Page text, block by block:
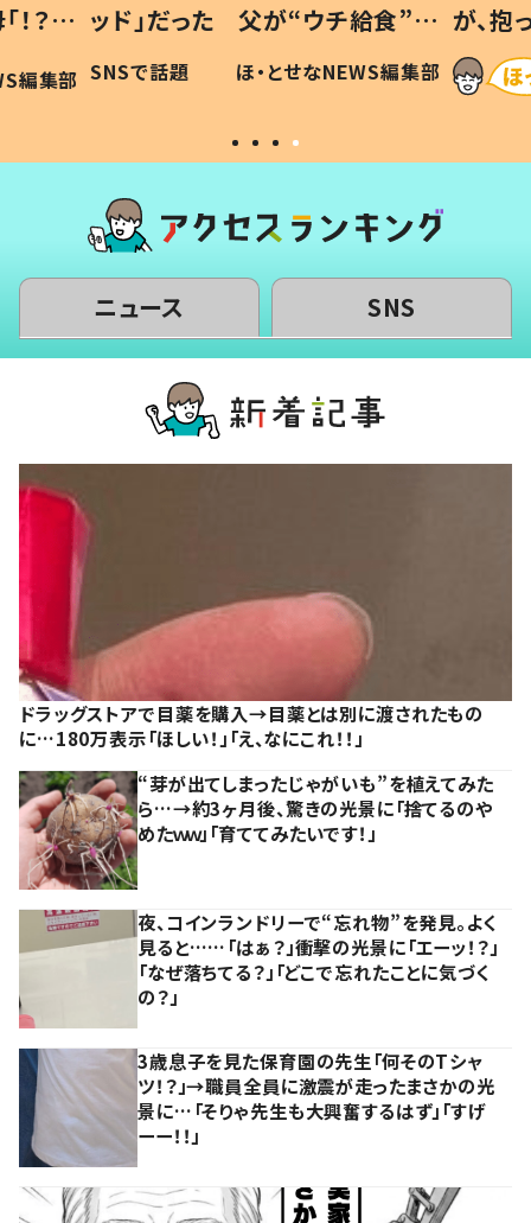
食”を
編集部
が、抱っこすると…ひ孫の反応に
「涙が出ました」「可愛くて仕方な
い」
ほ・とせなNEWS編集部
ニュース SNS
ドラッグストアで目薬を購入→目薬とは別に渡されたもの
に…180万表示「ほしい！」「え、なにこれ！！」
“芽が出てしまったじゃがいも”を植えてみた
ら…→約3ヶ月後、驚きの光景に「捨てるのや
めたｗｗ」「育ててみたいです！」
夜、コインランドリーで“忘れ物”を発見。よく
見ると……「はぁ？」衝撃の光景に「エーッ！？」
「なぜ落ちてる？」「どこで忘れたことに気づく
の？」
3歳息子を見た保育園の先生「何そのTシャ
ツ！？」→職員全員に激震が走ったまさかの光
景に…「そりゃ先生も大興奮するはず」「すげ
ーー！！」